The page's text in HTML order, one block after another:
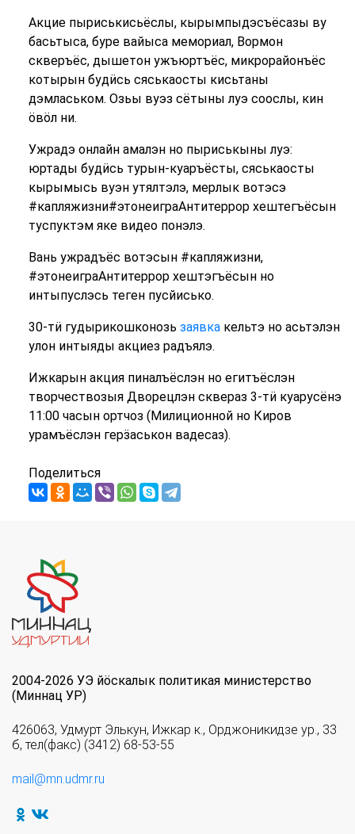
Акцие пыриськисьёслы, кырымпыдэсъёсазы ву
басьтыса, буре вайыса мемориал, Вормон
скверъёс, дышетон ужъюртъёс, микрорайонъёс
котырын будӥсь сяськаосты кисьтаны
дэмласьком. Озьы вуэз сётыны луэ соослы, кин
ӧвӧл ни.
Ужрадэ онлайн амалэн но пыриськыны луэ:
юртады будӥсь турын-куаръёсты, сяськаосты
кырымысь вуэн утялтэлэ, мерлык вотэсэ
#капляжизни#этонеиграАнтитеррор хештегъёсын
туспуктэм яке видео понэлэ.
Вань ужрадъёс вотэсын #капляжизни,
#этонеиграАнтитеррор хештэгъёсын но
интыпуслэсь теген пусйисько.
30-тӥ гудырикошконозь заявкакельтэ но асьтэлэн
улон интыяды акциез радъялэ.
Ижкарын акция пиналъёслэн но егитъёслэн
творчествозыя Дворецлэн сквераз 3-тӥ куарусёнэ
11:00 часын ортчоз (Милиционной но Киров
урамъёслэн герӟаськон вадесаз).
Поделиться
2004-2026 УЭ йöскалык политикая министерство
(Миннац УР)
426063, Удмурт Элькун, Ижкар к., Орджоникидзе ур., 33
б, тел(факс) (3412) 68-53-55
mail@mn.udmr.ru